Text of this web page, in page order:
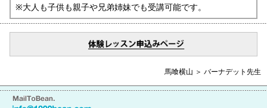
※大人も子供も親子や兄弟姉妹でも受講可能です。
馬喰横山 ＞ バーナデット先生